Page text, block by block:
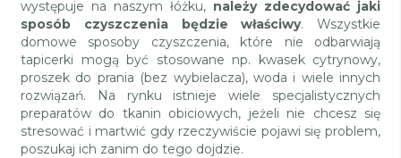
występuje na naszym łóżku, należy zdecydować jaki
sposób czyszczenia będzie właściwy. Wszystkie
domowe sposoby czyszczenia, które nie odbarwiają
tapicerki mogą być stosowane np. kwasek cytrynowy,
proszek do prania (bez wybielacza), woda i wiele innych
rozwiązań. Na rynku istnieje wiele specjalistycznych
preparatów do tkanin obiciowych, jeżeli nie chcesz się
stresować i martwić gdy rzeczywiście pojawi się problem,
poszukaj ich zanim do tego dojdzie.